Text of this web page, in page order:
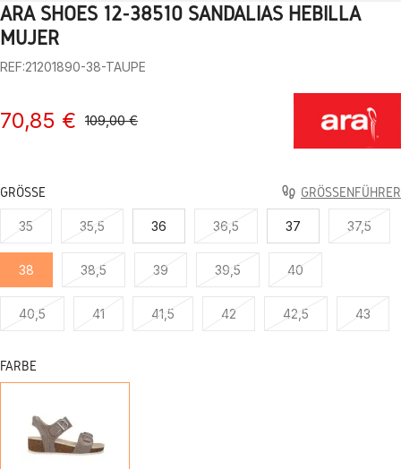
1 2 3 4 5 6 7 8 9 10
ARA SHOES 12-38510 SANDALIAS HEBILLA
MUJER
REF:21201890-38-TAUPE
70,85 € 109,00 €
GRÖSSE GRÖSSENFÜHRER
35 35,5 36 36,5 37 37,5
38 38,5 39 39,5 40
40,5 41 41,5 42 42,5 43
FARBE